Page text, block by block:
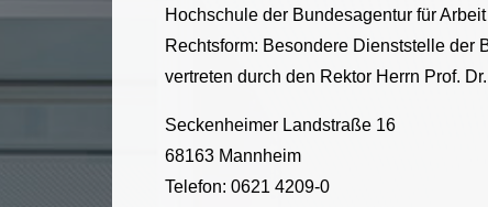
Hochschule der Bundesagentur für
Rechtsform: Besondere Dienststelle der
vertreten durch den Rektor Herrn Prof.
Seckenheimer Landstraße 16
68163 Mannheim
Telefon: 0621 4209-0